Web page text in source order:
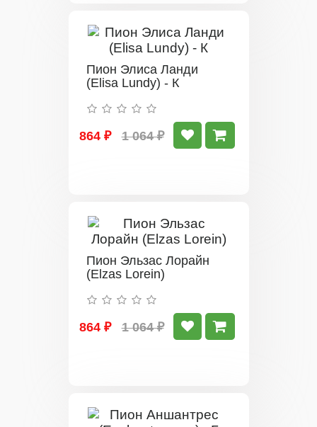
Пион Элиса Ланди
(Elisa Lundy) - К
864 ₽ 1 064 ₽
Пион Эльзас Лорайн
(Elzas Lorein)
864 ₽ 1 064 ₽